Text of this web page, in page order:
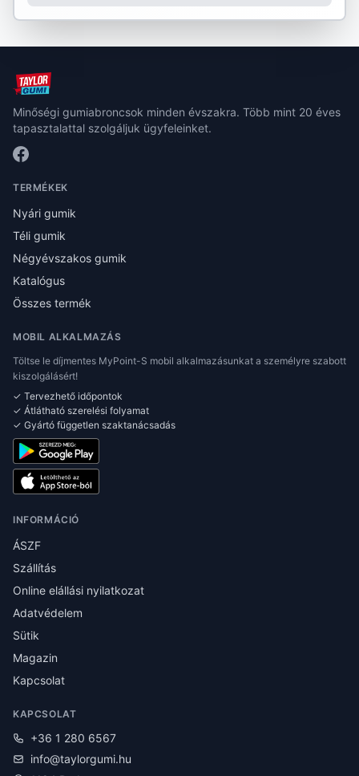
Minőségi gumiabroncsok minden évszakra. Több mint 20 éves
tapasztalattal szolgáljuk ügyfeleinket.
TERMÉKEK
Nyári gumik
Téli gumik
Négyévszakos gumik
Katalógus
Összes termék
MOBIL ALKALMAZÁS
Töltse le díjmentes MyPoint-S mobil alkalmazásunkat a személyre szabott
kiszolgálásért!
✓ Tervezhető időpontok
✓ Átlátható szerelési folyamat
✓ Gyártó független szaktanácsadás
INFORMÁCIÓ
ÁSZF
Szállítás
Online elállási nyilatkozat
Adatvédelem
Sütik
Magazin
Kapcsolat
KAPCSOLAT
+36 1 280 6567
info@taylorgumi.hu